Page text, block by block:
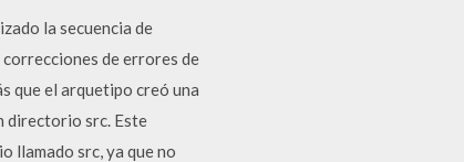
la secuencia de
de errores de
que el arquetipo creó una
directorio src. Este
llamado src, ya que no